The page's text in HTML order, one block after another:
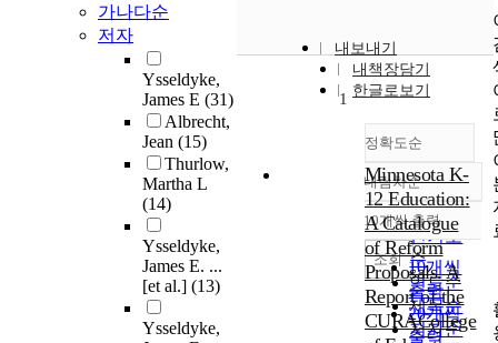
가나다순
저자
Ysseldyke,
James E (31)
Albrecht,
Jean (15)
Thurlow,
Martha L
(14)
Ysseldyke,
James E. ...
[et al.] (13)
Ysseldyke,
내보내기
내책장담기
한글로보기
정확도순
정확도
순
인기도
순
연도순
제목순
저자순
내림차순
내림차순
10개씩 출력
10개씩
출력
20개씩
출력
조회
1
Minnesota K-
12 Education:
A Catalogue
of Reform
Proposals. A
Report of the
CURACollege